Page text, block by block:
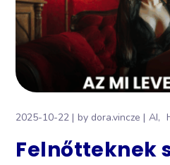
2025-10-22 by dora.vincze AI
Felnőtteknek